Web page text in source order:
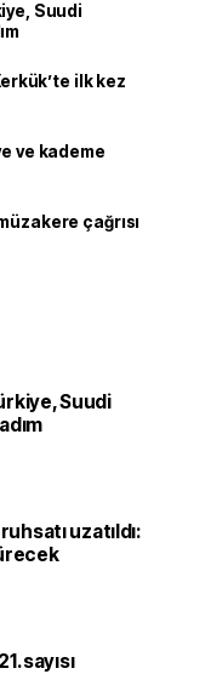
Suudi
ilk kez
ve kademe
çağrısı
Suudi
uzatıldı:
sayısı